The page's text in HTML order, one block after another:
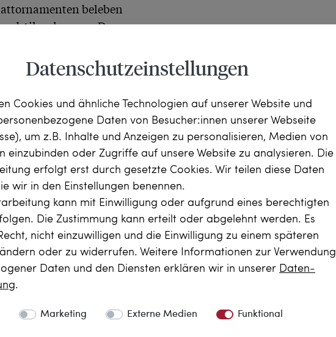
beleben
erkennen. Den
mit drei
gefertigten Blättern und
Gefasst sind die
19.
für diese
kam das Collier aus
es auch in England
Der Bazar, 36. Jg. (27.
aus, ein
Datenschutzeinstellungen
Cookies und ähnliche Technologien auf unserer Website und
Daten von Besucher:innen unserer Webseite
um z.B. Inhalte und Anzeigen zu personalisieren, Medien von
einzubinden oder Zugriffe auf unsere Website zu analysieren. Die
erfolgt erst durch gesetzte Cookies. Wir teilen diese Daten
wir in den Einstellungen benennen.
kann mit Einwilligung oder aufgrund eines berechtigten
Die Zustimmung kann erteilt oder abgelehnt werden. Es
nicht einzuwilligen und die Einwilligung zu einem späteren
oder zu widerrufen. Weitere Informationen zur Verwendung
Daten und den Diensten erklären wir in unserer Daten­
.
Marketing Externe Medien Funktional